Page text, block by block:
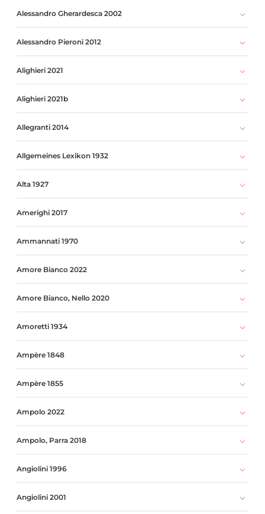
Alessandro Gherardesca 2002
Alessandro Pieroni 2012
Alighieri 2021
Alighieri 2021b
Allegranti 2014
Allgemeines Lexikon 1932
Alta 1927
Amerighi 2017
Ammannati 1970
Amore Bianco 2022
Amore Bianco, Nello 2020
Amoretti 1934
Ampère 1848
Ampère 1855
Ampolo 2022
Ampolo, Parra 2018
Angiolini 1996
Angiolini 2001